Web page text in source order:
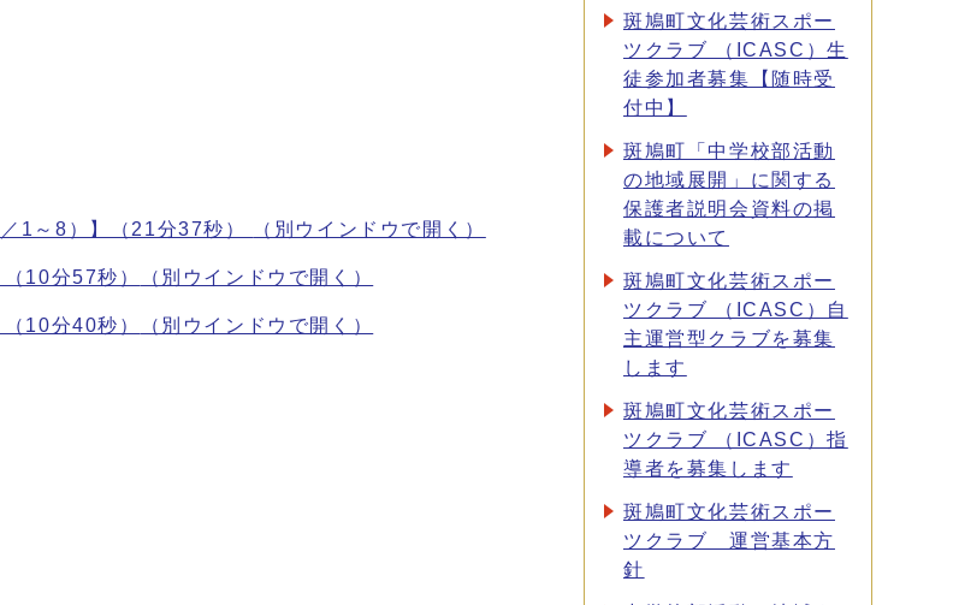
1～8）】（21分37秒） （別ウインドウで開く）
10分57秒） （別ウインドウで開く）
10分40秒） （別ウインドウで開く）
斑鳩町文化芸術スポー
ツクラブ （ICASC）生
徒参加者募集【随時受
付中】
斑鳩町「中学校部活動
の地域展開」に関する
保護者説明会資料の掲
載について
斑鳩町文化芸術スポー
ツクラブ （ICASC）自
主運営型クラブを募集
します
斑鳩町文化芸術スポー
ツクラブ （ICASC）指
導者を募集します
斑鳩町文化芸術スポー
ツクラブ 運営基本方
針